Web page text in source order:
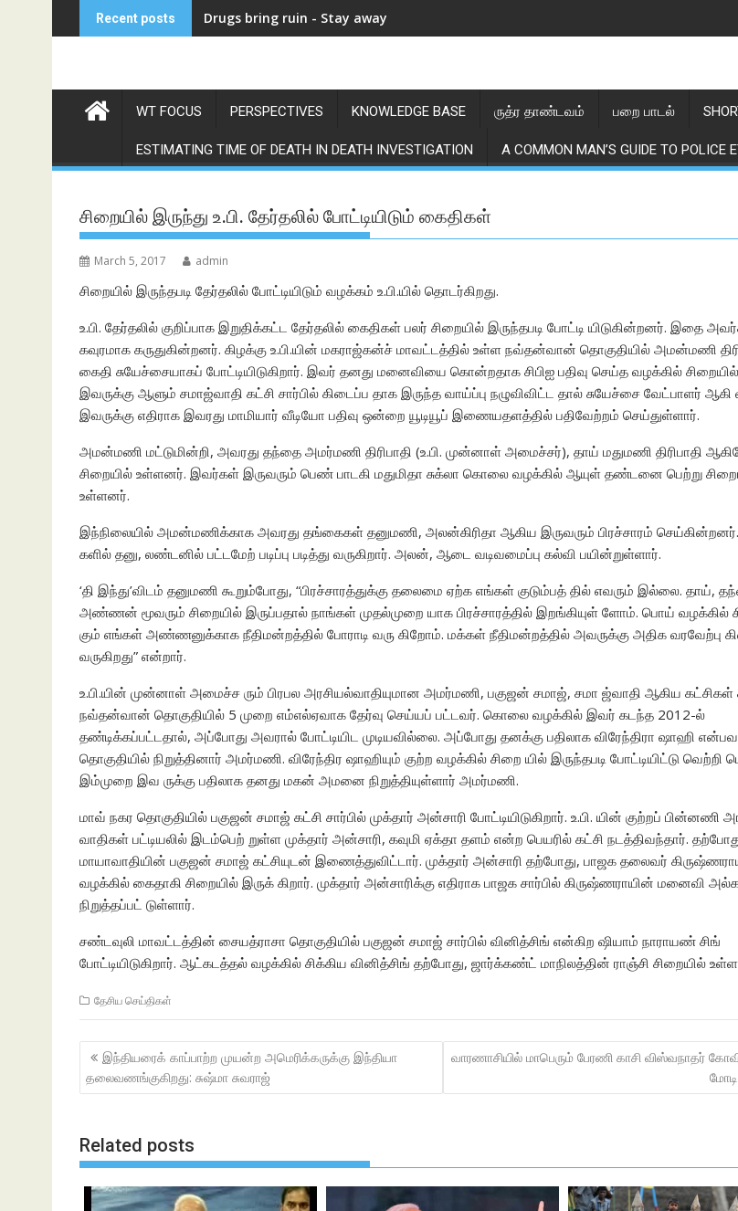
to
Recent posts Drugs bring ruin - Stay away
देवदास
WT FOCUS PERSPECTIVES KNOWLEDGE BASE ருத்ர தாண்டவம் பறை பாடல்
ESTIMATING TIME OF DEATH IN DEATH INVESTIGATION A COMMON MAN’S GUIDE TO POLICE
சிறையில் இருந்து உ.பி. தேர்தலில் போட்டியிடும் கைதிகள்
March 5, 2017 admin
சிறையில் இருந்தபடி தேர்தலில் போட்டியிடும் வழக்கம் உ.பி.யில் தொடர்கிறது.
உ.பி. தேர்தலில் குறிப்பாக இறுதிக்கட்ட தேர்தலில் கைதிகள் பலர் சிறையில் இருந்தபடி போட்டி யிடுகின்றனர். இதை
கவுரமாக கருதுகின்றனர். கிழக்கு உ.பி.யின் மகராஜ்கன்ச் மாவட்டத்தில் உள்ள நவ்தன்வான் தொகுதியில் அமன்மணி
கைதி சுயேச்சையாகப் போட்டியிடுகிறார். இவர் தனது மனைவியை கொன்றதாக சிபிஐ பதிவு செய்த வழக்கில்
இவருக்கு ஆளும் சமாஜ்வாதி கட்சி சார்பில் கிடைப்ப தாக இருந்த வாய்ப்பு நழுவிவிட்ட தால் சுயேச்சை வேட்பாளர் ஆகி
இவருக்கு எதிராக இவரது மாமியார் வீடியோ பதிவு ஒன்றை யூடியூப் இணையதளத்தில் பதிவேற்றம் செய்துள்ளார்.
அமன்மணி மட்டுமின்றி, அவரது தந்தை அமர்மணி திரிபாதி (உ.பி. முன்னாள் அமைச்சர்), தாய் மதுமணி திரிபாதி
சிறையில் உள்ளனர். இவர்கள் இருவரும் பெண் பாடகி மதுமிதா சுக்லா கொலை வழக்கில் ஆயுள் தண்டனை பெற்று
உள்ளனர்.
இந்நிலையில் அமன்மணிக்காக அவரது தங்கைகள் தனுமணி, அலன்கிரிதா ஆகிய இருவரும் பிரச்சாரம்
களில் தனு, லண்டனில் பட்டமேற் படிப்பு படித்து வருகிறார். அலன், ஆடை வடிவமைப்பு கல்வி பயின்றுள்ளார்.
‘தி இந்து’விடம் தனுமணி கூறும்போது, “பிரச்சாரத்துக்கு தலைமை ஏற்க எங்கள் குடும்பத் தில் எவரும் இல்லை. தாய்,
அண்ணன் மூவரும் சிறையில் இருப்பதால் நாங்கள் முதல்முறை யாக பிரச்சாரத்தில் இறங்கியுள் ளோம். பொய் வழக்கில்
கும் எங்கள் அண்ணனுக்காக நீதிமன்றத்தில் போராடி வரு கிறோம். மக்கள் நீதிமன்றத்தில் அவருக்கு அதிக வரவேற்பு
வருகிறது” என்றார்.
உ.பி.யின் முன்னாள் அமைச்ச ரும் பிரபல அரசியல்வாதியுமான அமர்மணி, பகுஜன் சமாஜ், சமா ஜ்வாதி ஆகிய கட்சிகள்
நவ்தன்வான் தொகுதியில் 5 முறை எம்எல்ஏவாக தேர்வு செய்யப் பட்டவர். கொலை வழக்கில் இவர் கடந்த 2012-ல்
தண்டிக்கப்பட்டதால், அப்போது அவரால் போட்டியிட முடியவில்லை. அப்போது தனக்கு பதிலாக விரேந்திரா ஷாஹி
தொகுதியில் நிறுத்தினார் அமர்மணி. விரேந்திர ஷாஹியும் குற்ற வழக்கில் சிறை யில் இருந்தபடி போட்டியிட்டு வெற்றி
இம்முறை இவ ருக்கு பதிலாக தனது மகன் அமனை நிறுத்தியுள்ளார் அமர்மணி.
மாவ் நகர தொகுதியில் பகுஜன் சமாஜ் கட்சி சார்பில் முக்தார் அன்சாரி போட்டியிடுகிறார். உ.பி. யின் குற்றப் பின்னணி
வாதிகள் பட்டியலில் இடம்பெற் றுள்ள முக்தார் அன்சாரி, கவுமி ஏக்தா தளம் என்ற பெயரில் கட்சி நடத்திவந்தார்.
மாயாவாதியின் பகுஜன் சமாஜ் கட்சியுடன் இணைத்துவிட்டார். முக்தார் அன்சாரி தற்போது, பாஜக தலைவர்
வழக்கில் கைதாகி சிறையில் இருக் கிறார். முக்தார் அன்சாரிக்கு எதிராக பாஜக சார்பில் கிருஷ்ணராயின் மனைவி
நிறுத்தப்பட் டுள்ளார்.
சண்டவுலி மாவட்டத்தின் சையத்ராசா தொகுதியில் பகுஜன் சமாஜ் சார்பில் வினித்சிங் என்கிற ஷியாம் நாராயண் சிங்
போட்டியிடுகிறார். ஆட்கடத்தல் வழக்கில் சிக்கிய வினித்சிங் தற்போது, ஜார்க்கண்ட் மாநிலத்தின் ராஞ்சி சிறையில்
தேசிய செய்திகள்
Post
navigation
இந்தியரைக் காப்பாற்ற முயன்ற அமெரிக்கருக்கு இந்தியா
தலைவணங்குகிறது: சுஷ்மா சுவராஜ்
வாரணாசியில் மாபெரும் பேரணி காசி விஸ்வநாதர்
Related posts